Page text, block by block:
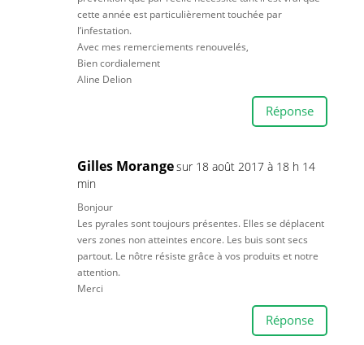
cette année est particulièrement touchée par
l’infestation.
Avec mes remerciements renouvelés,
Bien cordialement
Aline Delion
Réponse
Gilles Morangesur 18 août 2017 à 18 h 14
min
Bonjour
Les pyrales sont toujours présentes. Elles se déplacent
vers zones non atteintes encore. Les buis sont secs
partout. Le nôtre résiste grâce à vos produits et notre
attention.
Merci
Réponse